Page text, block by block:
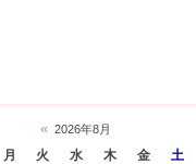
« 2026年8月
月 火 水 木 金 土